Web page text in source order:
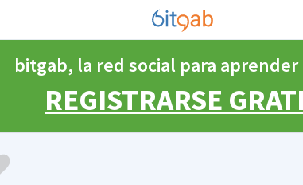
bitgab, la red social para
REGISTRARSE